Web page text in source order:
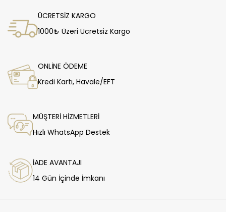
ÜCRETSİZ KARGO
1000₺ Üzeri Ücretsiz Kargo
ONLİNE ÖDEME
Kredi Kartı, Havale/EFT
MÜŞTERİ HİZMETLERİ
Hızlı WhatsApp Destek
İADE AVANTAJI
14 Gün İçinde İmkanı